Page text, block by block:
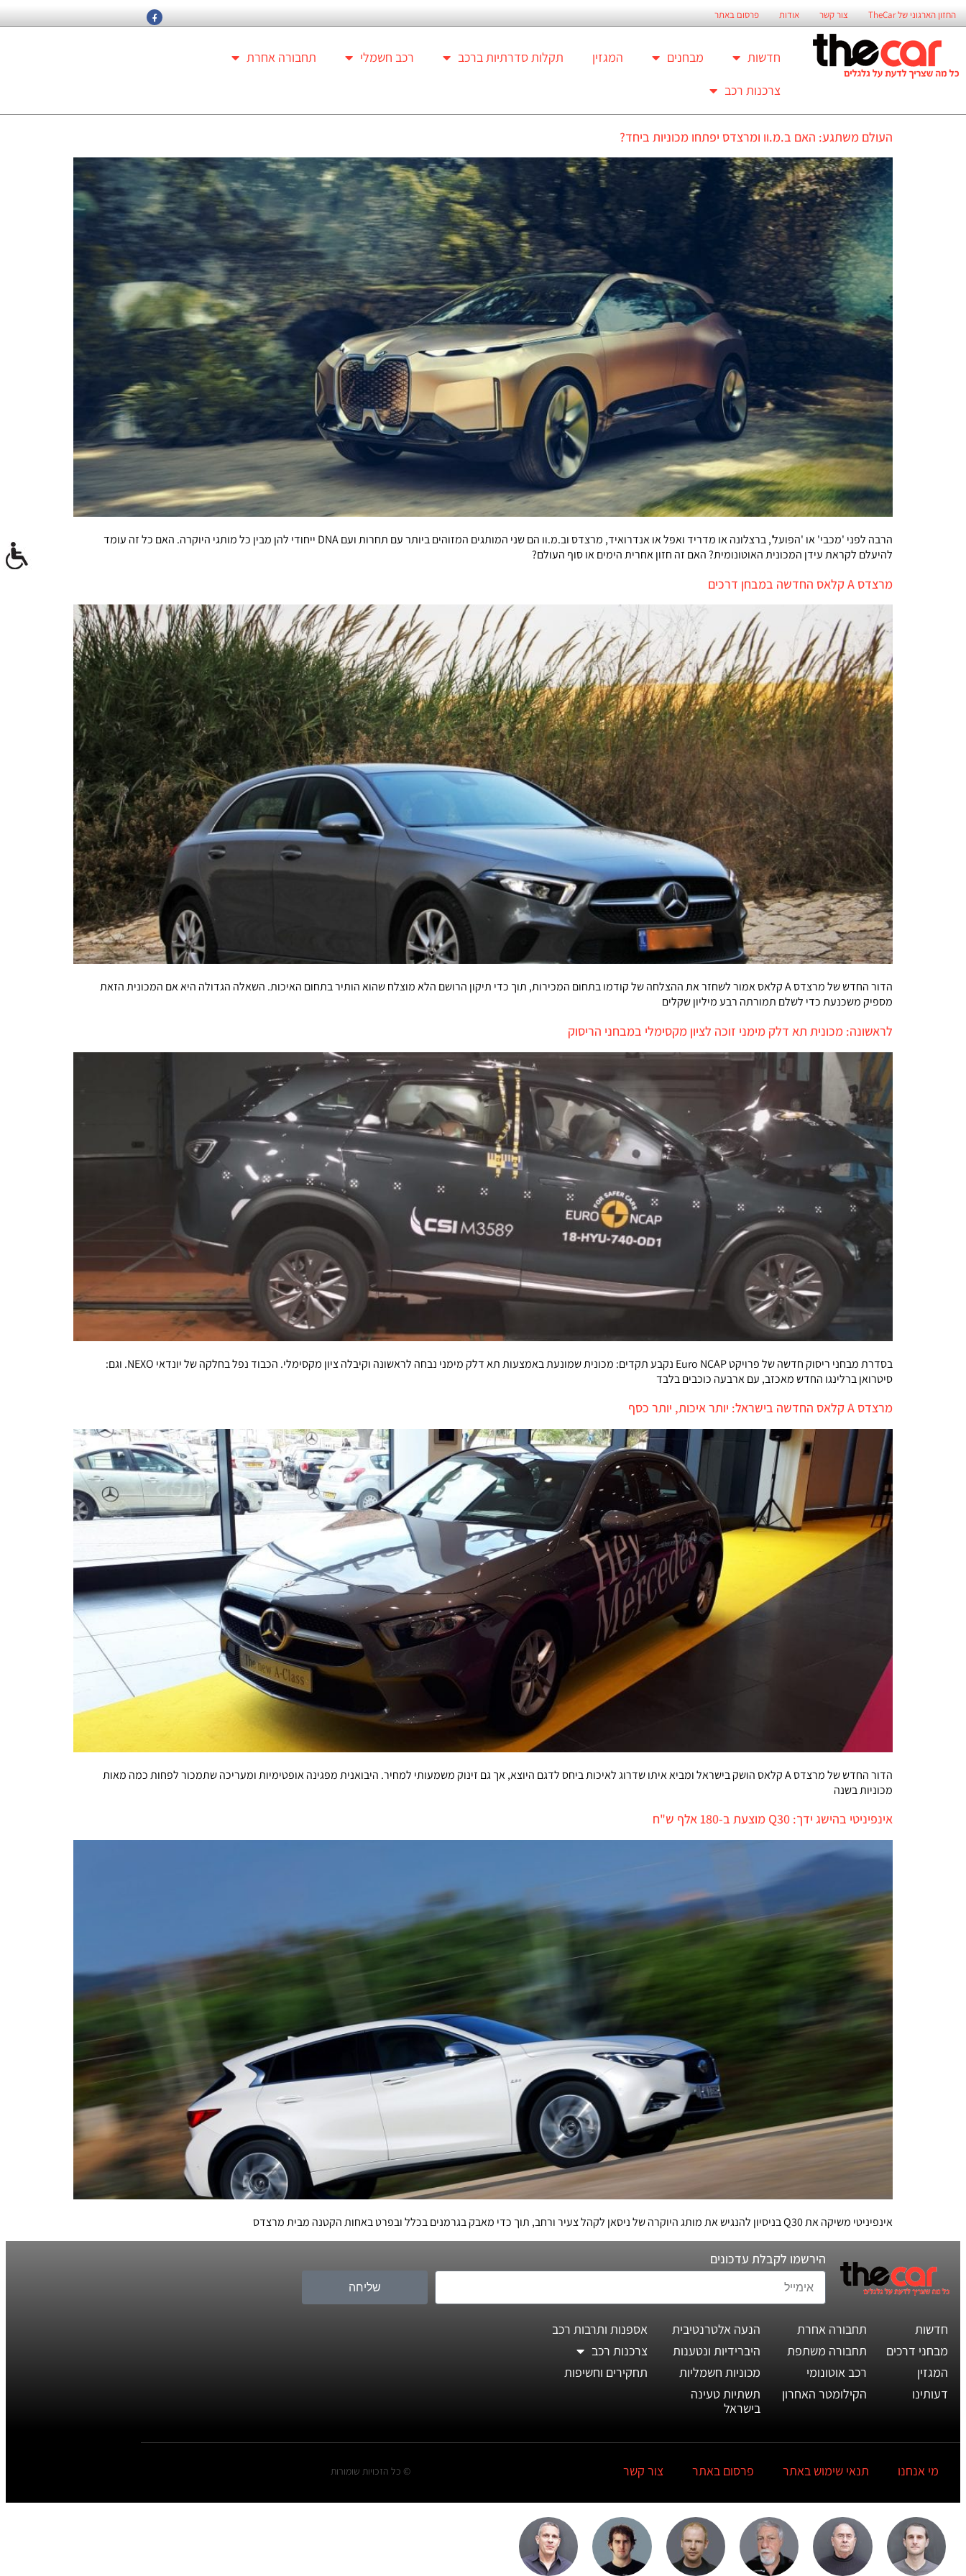
החזון הארגוני של TheCar צור קשר אודות פרסום באתר
חדשות מבחנים המגזין תקלות סדרתיות ברכב רכב חשמלי
תחבורה אחרת
צרכנות רכב
העולם משתגע: האם ב.מ.וו ומרצדס יפתחו מכוניות ביחד?
הרבה לפני 'מכבי' או 'הפועל', ברצלונה או מדריד ואפל או אנדרואיד, מרצדס וב.מ.וו הם שני המותגים המזוהים ביותר עם תחרות ועם DNA ייחודי להן מבין כל מותגי היוקרה. האם כל זה עומד
להיעלם לקראת עידן המכונית האוטונומית? האם זה חזון אחרית הימים או סוף העולם?
מרצדס A קלאס החדשה במבחן דרכים
הדור החדש של מרצדס A קלאס אמור לשחזר את ההצלחה של קודמו בתחום המכירות, תוך כדי תיקון הרושם הלא מוצלח שהוא הותיר בתחום האיכות. השאלה הגדולה היא אם המכונית הזאת
מספיק משכנעת כדי לשלם תמורתה רבע מיליון שקלים
לראשונה: מכונית תא דלק מימני זוכה לציון מקסימלי במבחני הריסוק
בסדרת מבחני ריסוק חדשה של פרויקט Euro NCAP נקבע תקדים: מכונית שמונעת באמצעות תא דלק מימני נבחה לראשונה וקיבלה ציון מקסימלי. הכבוד נפל בחלקה של יונדאי NEXO. וגם:
סיטרואן ברלינגו החדש מאכזב, עם ארבעה כוכבים בלבד
מרצדס A קלאס החדשה בישראל: יותר איכות, יותר כסף
הדור החדש של מרצדס A קלאס הושק בישראל ומביא איתו שדרוג לאיכות ביחס לדגם היוצא, אך גם זינוק משמעותי למחיר. היבואנית מפגינה אופטימיות ומעריכה שתמכור לפחות כמה מאות
מכוניות בשנה
אינפיניטי בהישג ידך: Q30 מוצעת ב-180 אלף ש"ח
אינפיניטי משיקה את Q30 בניסיון להנגיש את מותג היוקרה של ניסאן לקהל צעיר ורחב, תוך כדי מאבק בגרמנים בכלל ובפרט באחות הקטנה מבית מרצדס
הירשמו לקבלת עדכונים
שליחה
חדשות
מבחני דרכים
המגזין
דעותינו
תחבורה אחרת
תחבורה משתפת
רכב אוטונומי
הקילומטר האחרון
הנעה אלטרנטיבית
היברידיות ונטענות
מכוניות חשמליות
תשתיות טעינה
בישראל
אספנות ותרבות רכב
צרכנות רכב
תחקירים וחשיפות
מי אנחנו תנאי שימוש באתר פרסום באתר צור קשר © כל הזכויות שומורות